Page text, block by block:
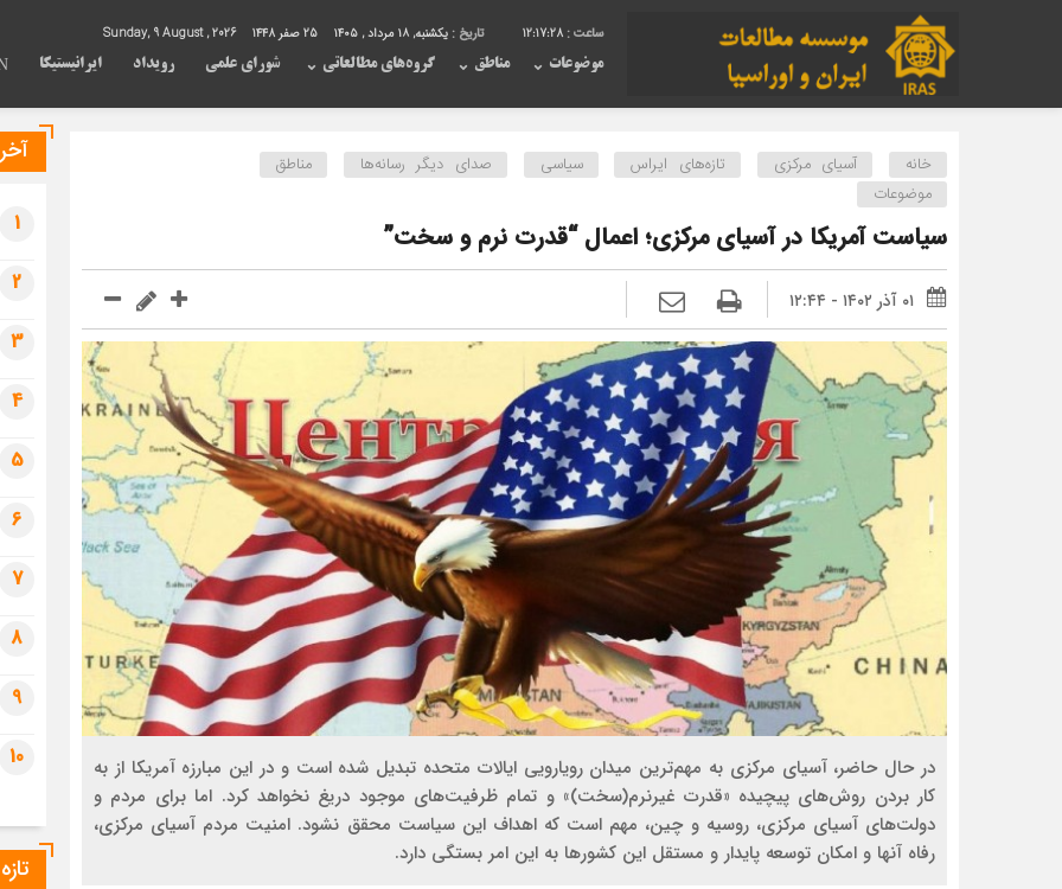
12:17:29 تاریخ : یکشنبه, ۱۸ مرداد , ۱۴۰۵ 25 صفر 1448
موضوعات مناطق گروه‌های مطالعاتی شورای علمی رویداد ایرانیستیکا
خانه آسیای مرکزی تازه‌های ایراس سیاسی صدای دیگر رسانه‌ها
مناطق
موضوعات
سیاست آمریکا در آسیای مرکزی؛ اعمال “قدرت نرم و سخت”
۰۱ آذر ۱۴۰۲ - ۱۲:۴۴
در حال حاضر، آسیای مرکزی به مهم‌ترین میدان رویارویی ایالات متحده تبدیل شده است و در این مبارزه آمریکا از به
کار بردن روش‌های پیچیده «قدرت غیرنرم(سخت)» و تمام ظرفیت‌های موجود دریغ نخواهد کرد. اما برای مردم و
دولت‌های آسیای مرکزی، روسیه و چین، مهم است که اهداف این سیاست محقق نشود. امنیت مردم آسیای مرکزی،
رفاه آنها و امکان توسعه پایدار و مستقل این کشورها به این امر بستگی دارد.
1
2
3
4
5
6
7
8
9
10